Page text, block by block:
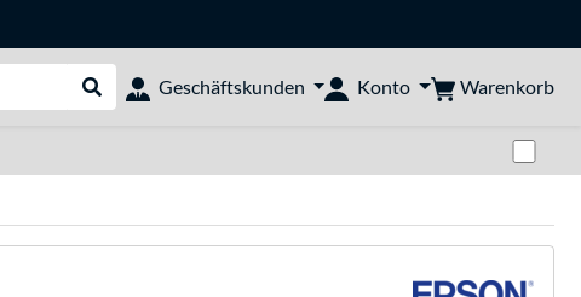
Suche durchführen
Geschäftskunden Konto Warenkorb